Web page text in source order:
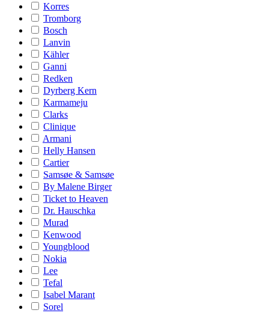
Korres
Tromborg
Bosch
Lanvin
Kähler
Ganni
Redken
Dyrberg Kern
Karmameju
Clarks
Clinique
Armani
Helly Hansen
Cartier
Samsøe & Samsøe
By Malene Birger
Ticket to Heaven
Dr. Hauschka
Murad
Kenwood
Youngblood
Nokia
Lee
Tefal
Isabel Marant
Sorel